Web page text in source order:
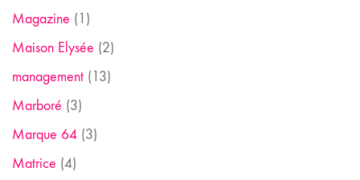
Magazine (1)
Maison Elysée (2)
management (13)
Marboré (3)
Marque 64 (3)
Matrice (4)